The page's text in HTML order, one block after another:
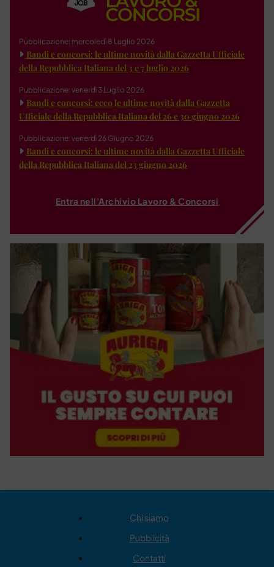
Pubblicazione: mercoledì 8 Luglio 2026
Bandi e concorsi: le ultime novità dalla Gazzetta Ufficiale
della Repubblica Italiana del 3 e 7 luglio 2026
Pubblicazione: venerdì 3 Luglio 2026
Bandi e concorsi: ecco le ultime novità dalla Gazzetta
Ufficiale della Repubblica Italiana del 26 e 30 giugno 2026
Pubblicazione: venerdì 26 Giugno 2026
Bandi e concorsi: le ultime novità dalla Gazzetta Ufficiale
della Repubblica Italiana del 23 giugno 2026
Entra nell'Archivio Lavoro & Concorsi
Chi siamo
Pubblicità
Contatti